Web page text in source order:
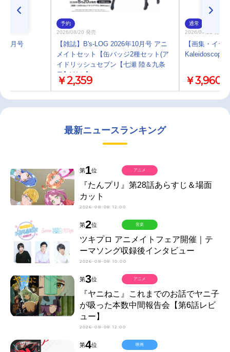
10月号
予約
2026/08/20 発売
【雑誌】B's-LOG 2026年10月号 アニ
メイトセット【缶バッジ2種セット(ア
イドリッシュセブン【七瀬 陸＆九条
天】)付き】
￥2,359
通常
2026/07/21 発売
【画集・イラ
Kaleidoscope
￥3,960
最新ニュースランキング
第1位
『たんプリ』第28話あらすじ＆場面
カット
2026-08-08 12:00
アニメ
第2位
ツキプロ アニメイトフェア開催｜テ
ーマソング収録後インタビュー
2026-08-08 10:00
音楽
第3位
『ヤニねこ』これまでのお話でヤニ子
が吸った本数中間報告会【第6話レビ
ュー】
2026-08-08 12:00
アニメ
第4位 映画